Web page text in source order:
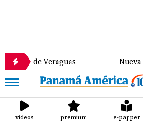
Veraguas Nueva estafa
videos premium e-papper